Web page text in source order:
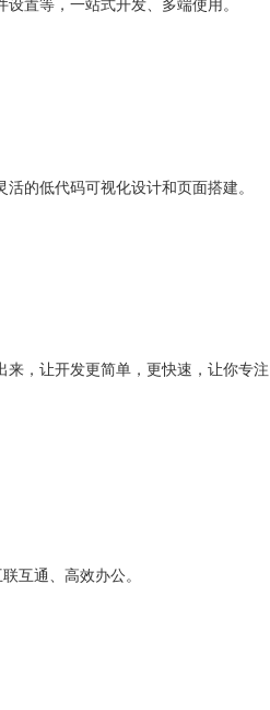
置等，一站式开发、多端使用。
的低代码可视化设计和页面搭建。
，让开发更简单，更快速，让你专注
互通、高效办公。